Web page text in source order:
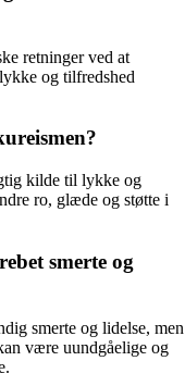
retninger ved at
og tilfredshed
kilde til lykke og
ro, glæde og støtte i
smerte og
smerte og lidelse, men
være uundgåelige og